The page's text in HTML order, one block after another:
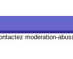
moderation-